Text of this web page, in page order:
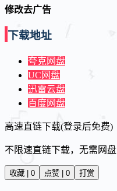
修改去广告
下载地址
夸克网盘
UC网盘
迅雷云盘
百度网盘
高速直链下载(登录后免费)
不限速直链下载，无需网盘
收藏 | 0 点赞 | 0 打赏